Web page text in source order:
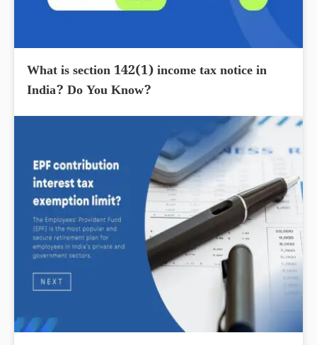
What is section 142(1) income tax notice in
India? Do You Know?